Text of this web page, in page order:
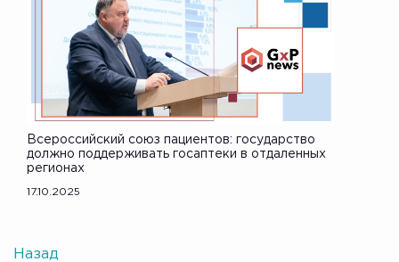
Всероссийский союз пациентов: государство
должно поддерживать госаптеки в отдаленных
регионах
17.10.2025
Назад